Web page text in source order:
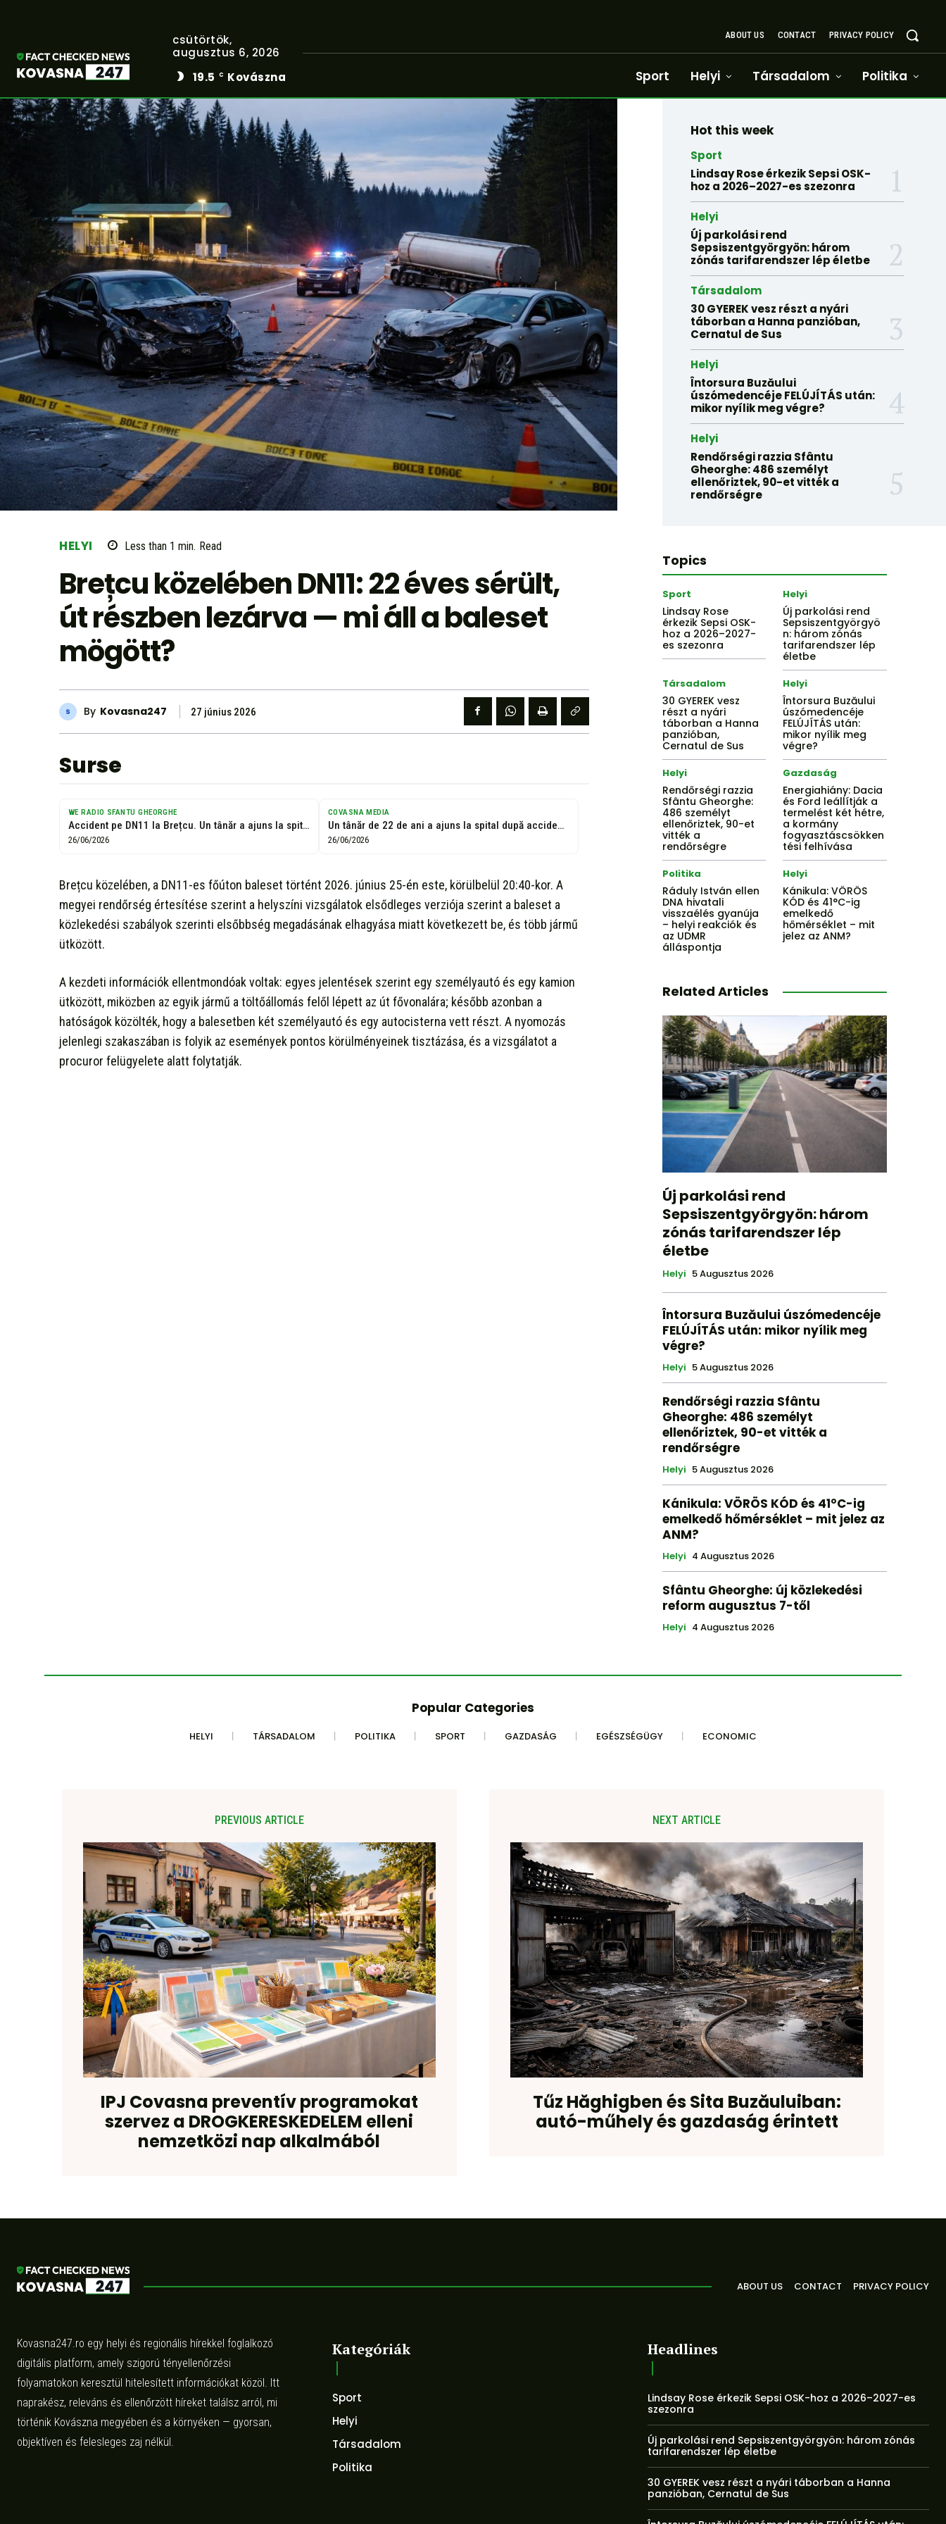
csütörtök,
augusztus 6, 2026
19.5
C Kovászna
ABOUT US CONTACT PRIVACY POLICY
Sport Helyi Társadalom Politika
HELYI Less than 1 min. Read
Brețcu közelében DN11: 22 éves sérült,
út részben lezárva — mi áll a baleset
mögött?
By Kovasna247 27 június 2026
Surse
WE RADIO SFANTU GHEORGHE
Accident pe DN11 la Brețcu. Un tânăr a ajuns la spital -...
26/06/2026
COVASNA MEDIA
Un tânăr de 22 de ani a ajuns la spital după accidentul...
26/06/2026
Brețcu közelében, a DN11-es főúton baleset történt 2026. június 25-én este, körülbelül 20:40-kor. A
megyei rendőrség értesítése szerint a helyszíni vizsgálatok elsődleges verziója szerint a baleset a
közlekedési szabályok szerinti elsőbbség megadásának elhagyása miatt következett be, és több jármű
ütközött.
A kezdeti információk ellentmondóak voltak: egyes jelentések szerint egy személyautó és egy kamion
ütközött, miközben az egyik jármű a töltőállomás felől lépett az út fővonalára; később azonban a
hatóságok közölték, hogy a balesetben két személyautó és egy autocisterna vett részt. A nyomozás
jelenlegi szakaszában is folyik az események pontos körülményeinek tisztázása, és a vizsgálatot a
procuror felügyelete alatt folytatják.
Hot this week
Sport
Lindsay Rose érkezik Sepsi OSK-
hoz a 2026–2027-es szezonra
Helyi
Új parkolási rend
Sepsiszentgyörgyön: három
zónás tarifarendszer lép életbe
Társadalom
30 GYEREK vesz részt a nyári
táborban a Hanna panzióban,
Cernatul de Sus
Helyi
Întorsura Buzăului
úszómedencéje FELÚJÍTÁS után:
mikor nyílik meg végre?
Helyi
Rendőrségi razzia Sfântu
Gheorghe: 486 személyt
ellenőriztek, 90-et vitték a
rendőrségre
Topics
Sport
Lindsay Rose
érkezik Sepsi OSK-
hoz a 2026–2027-
es szezonra
Helyi
Új parkolási rend
Sepsiszentgyörgyö
n: három zónás
tarifarendszer lép
életbe
Társadalom
30 GYEREK vesz
részt a nyári
táborban a Hanna
panzióban,
Cernatul de Sus
Helyi
Întorsura Buzăului
úszómedencéje
FELÚJÍTÁS után:
mikor nyílik meg
végre?
Helyi
Rendőrségi razzia
Sfântu Gheorghe:
486 személyt
ellenőriztek, 90-et
vitték a
rendőrségre
Gazdaság
Energiahiány: Dacia
és Ford leállítják a
termelést két hétre,
a kormány
fogyasztáscsökken
tési felhívása
Politika
Ráduly István ellen
DNA hivatali
visszaélés gyanúja
– helyi reakciók és
az UDMR
álláspontja
Helyi
Kánikula: VÖRÖS
KÓD és 41°C-ig
emelkedő
hőmérséklet – mit
jelez az ANM?
Related Articles
Új parkolási rend
Sepsiszentgyörgyön: három
zónás tarifarendszer lép
életbe
Helyi 5 Augusztus 2026
Întorsura Buzăului úszómedencéje
FELÚJÍTÁS után: mikor nyílik meg
végre?
Helyi 5 Augusztus 2026
Rendőrségi razzia Sfântu
Gheorghe: 486 személyt
ellenőriztek, 90-et vitték a
rendőrségre
Helyi 5 Augusztus 2026
Kánikula: VÖRÖS KÓD és 41°C-ig
emelkedő hőmérséklet – mit jelez az
ANM?
Helyi 4 Augusztus 2026
Sfântu Gheorghe: új közlekedési
reform augusztus 7-től
Helyi 4 Augusztus 2026
Popular Categories
HELYI TÁRSADALOM POLITIKA SPORT GAZDASÁG EGÉSZSÉGÜGY ECONOMIC
PREVIOUS ARTICLE
IPJ Covasna preventív programokat
szervez a DROGKERESKEDELEM elleni
nemzetközi nap alkalmából
NEXT ARTICLE
Tűz Hăghigben és Sita Buzăuluiban:
autó-műhely és gazdaság érintett
ABOUT US CONTACT PRIVACY POLICY
Kovasna247.ro egy helyi és regionális hírekkel foglalkozó
digitális platform, amely szigorú tényellenőrzési
folyamatokon keresztül hitelesített információkat közöl. Itt
naprakész, releváns és ellenőrzött híreket találsz arról, mi
történik Kovászna megyében és a környéken — gyorsan,
objektíven és felesleges zaj nélkül.
Kategóriák
Sport
Helyi
Társadalom
Politika
Headlines
Lindsay Rose érkezik Sepsi OSK-hoz a 2026–2027-es
szezonra
Új parkolási rend Sepsiszentgyörgyön: három zónás
tarifarendszer lép életbe
30 GYEREK vesz részt a nyári táborban a Hanna
panzióban, Cernatul de Sus